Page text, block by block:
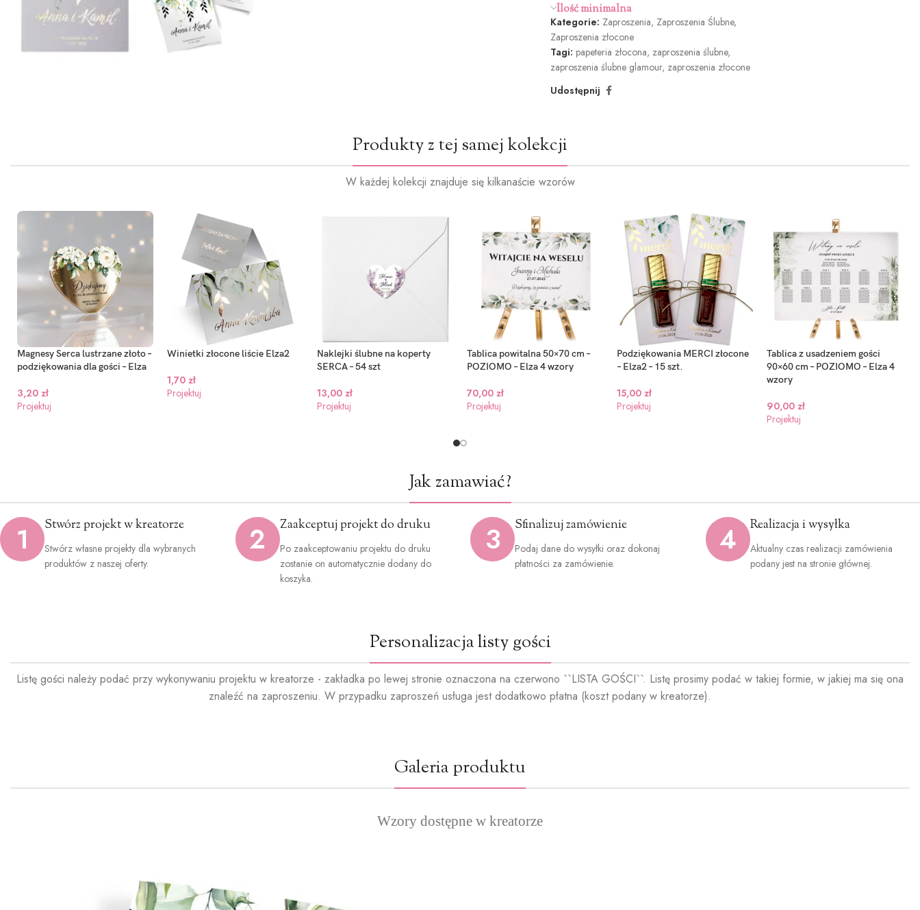
Butelkowa
Zieleń (+1.2zł)
niebieski (+1.2zł)
Ciemny granat
(+1.2zł)
Jasno zielony
(+1.2zł)
Ilość minimalna
Kategorie: Zaproszenia, Zaproszenia Ślubne,
Zaproszenia złocone
Tagi: papeteria złocona, zaproszenia ślubne,
zaproszenia ślubne glamour, zaproszenia złocone
Udostępnij
Produkty z tej samej kolekcji
W każdej kolekcji znajduje się kilkanaście wzorów
Magnesy Serca lustrzane złoto –
podziękowania dla gości – Elza
3,20 zł
Projektuj
Winietki złocone liście Elza2
1,70 zł
Projektuj
Naklejki ślubne na koperty
SERCA – 54 szt
13,00 zł
Projektuj
Tablica powitalna 50×70 cm –
POZIOMO – Elza 4 wzory
70,00 zł
Projektuj
Podziękowania MERCI złocone
– Elza2 – 15 szt.
15,00 zł
Projektuj
Tablica z usadzeniem gości
90×60 cm – POZIOMO – Elza 4
wzory
90,00 zł
Projektuj
Jak zamawiać?
1 Stwórz projekt w kreatorze
Stwórz własne projekty dla wybranych
produktów z naszej oferty.
2 Zaakceptuj projekt do druku
Po zaakceptowaniu projektu do druku
zostanie on automatycznie dodany do
koszyka.
3 Sfinalizuj zamówienie
Podaj dane do wysyłki oraz dokonaj
płatności za zamówienie.
4 Realizacja i wysyłka
Aktualny czas realizacji zamówienia
podany jest na stronie głównej.
Personalizacja listy gości
Listę gości należy podać przy wykonywaniu projektu w kreatorze - zakładka po lewej stronie oznaczona na czerwono ``LISTA GOŚCI``. Listę prosimy podać w takiej formie, w jakiej ma się ona
znaleźć na zaproszeniu. W przypadku zaproszeń usługa jest dodatkowo płatna (koszt podany w kreatorze).
Galeria produktu
Wzory dostępne w kreatorze